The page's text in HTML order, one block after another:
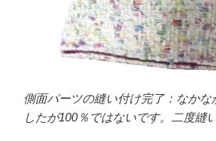
側面パーツの縫い付け完了：なかな
したが100％ではないです。二度縫